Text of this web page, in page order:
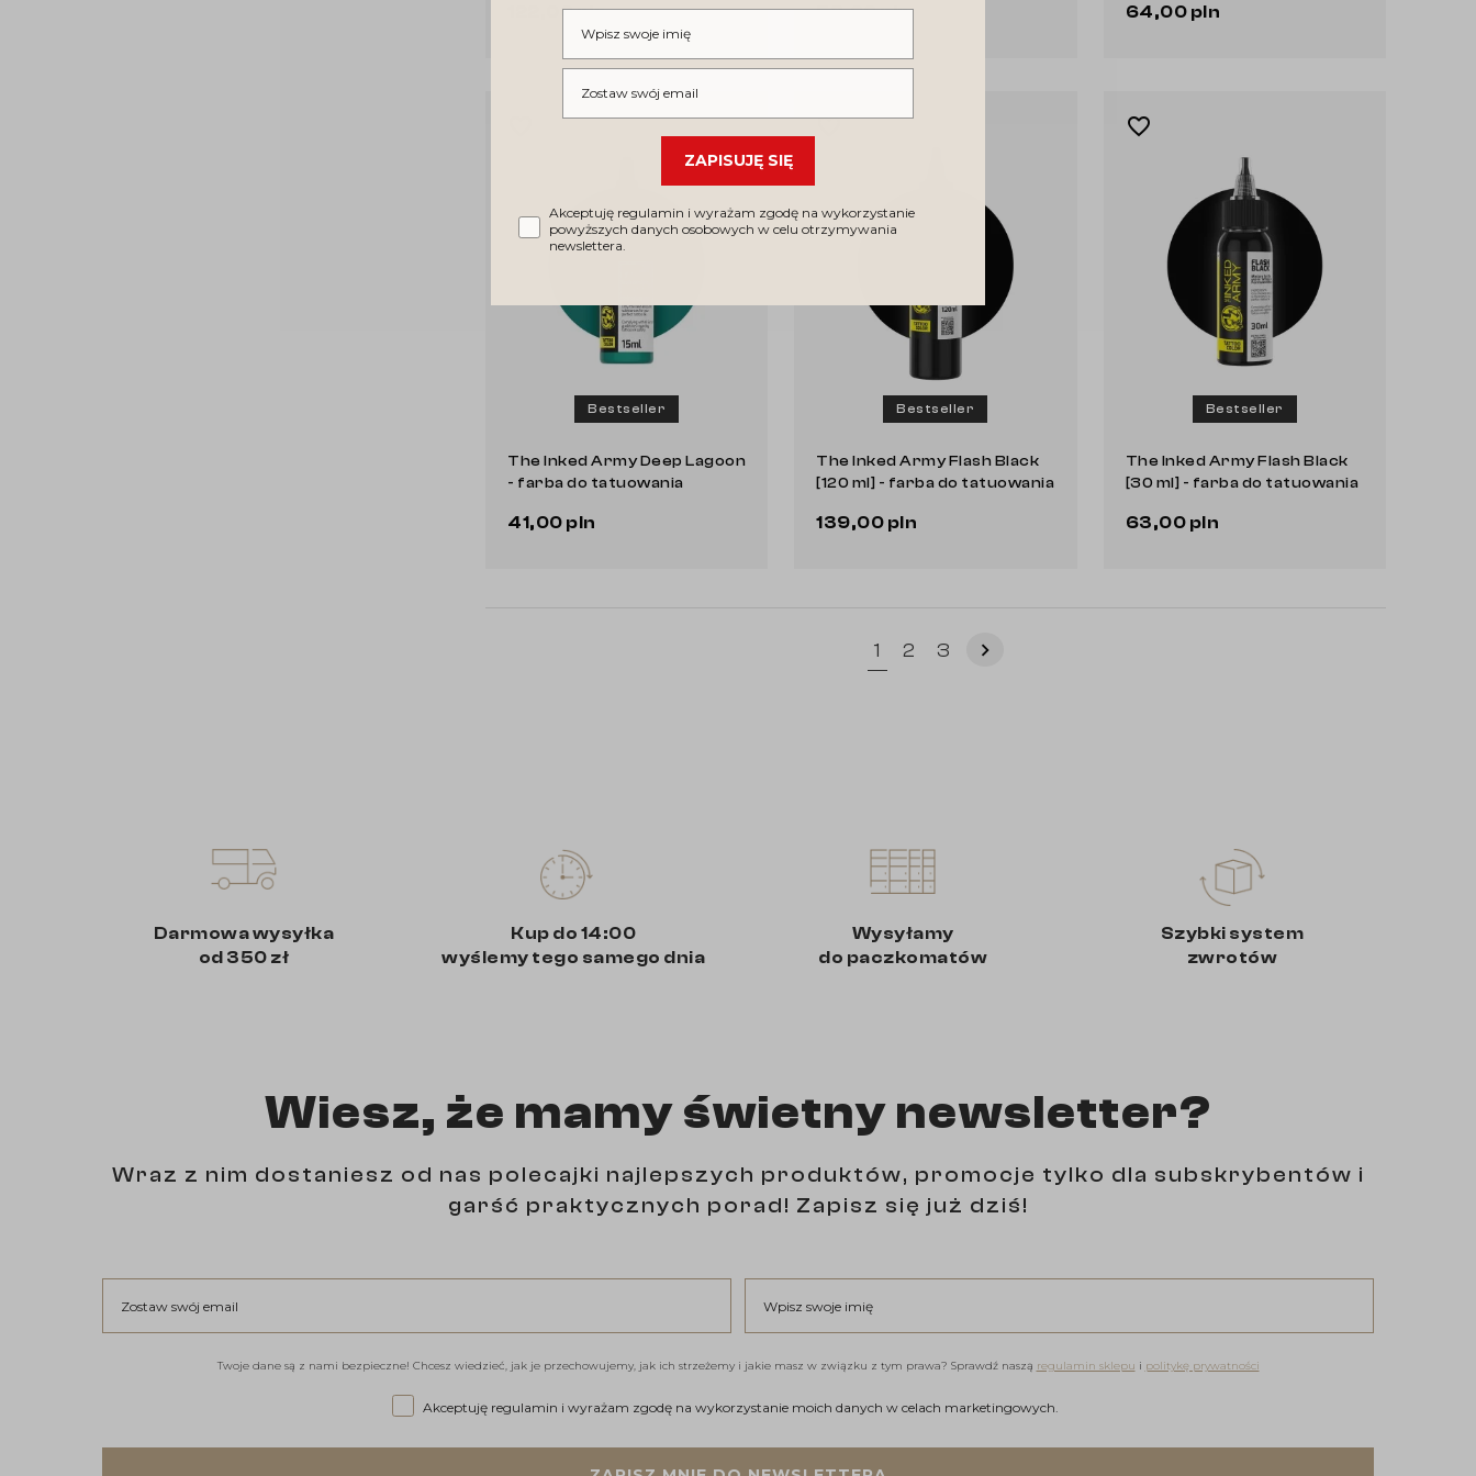
122,00 pln 58,00 pln 64,00 plnDo koszyka
Bestseller
The Inked Army Deep Lagoon
- farba do tatuowania
41,00 plnDo koszyka
Bestseller
favorite_border
The Inked Army Flash Black
[120 ml] - farba do tatuowania
139,00 plnDo koszyka
Bestseller
favorite_border
The Inked Army Flash Black
[30 ml] - farba do tatuowania
63,00 plnDo koszyka
1 2 3 keyboard_arrow_right
Darmowa wysyłka
od 350 zł
Kup do 14:00
wyślemy tego samego dnia
Wysyłamy
do paczkomatów
Szybki system
zwrotów
Wiesz, że mamy świetny newsletter?
Wraz z nim dostaniesz od nas polecajki najlepszych produktów, promocje tylko dla subskrybentów i
garść praktycznych porad! Zapisz się już dziś!
Twoje dane są z nami bezpieczne! Chcesz wiedzieć, jak je przechowujemy, jak ich strzeżemy i jakie masz w związku z tym prawa? Sprawdź naszą regulamin sklepu i politykę prywatności
Akceptuję regulamin i wyrażam zgodę na wykorzystanie moich danych w celach marketingowych.
Akceptuję regulamin i wyrażam zgodę na wykorzystanie moich danych w celach marketingowych.
Wpisz swoje imię
Wpisz swój email
ZAPISUJĘ SIĘ
Akceptuję regulamin i wyrażam zgodę na wykorzystanie
powyższych danych osobowych w celu otrzymywania
newslettera.